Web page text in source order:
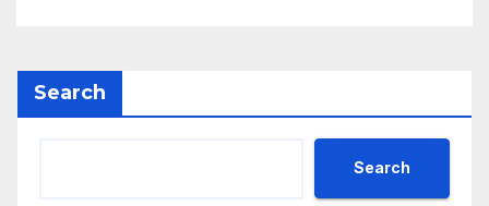
Search
Search